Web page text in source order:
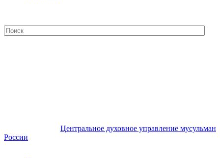
Центральное духовное управление мусульман
России